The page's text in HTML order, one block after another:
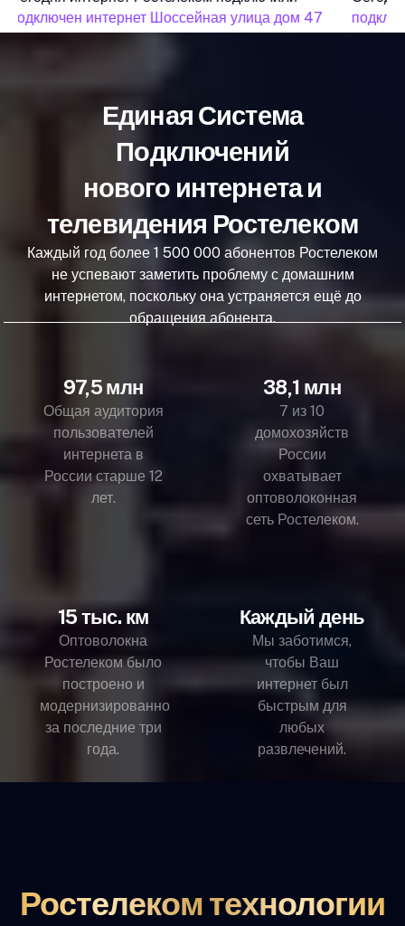
подключен интернет Шоссейная улица дом 47
Единая Система
Подключений
нового интернета и
телевидения Ростелеком
Каждый год более 1 500 000 абонентов Ростелеком
не успевают заметить проблему с домашним
интернетом, поскольку она устраняется ещё до
обращения абонента.
97,5 млн
Общая аудитория
пользователей
интернета в
России старше 12
лет.
38,1 млн
7 из 10
домохозяйств
России
охватывает
оптоволоконная
сеть Ростелеком.
15 тыс. км
Оптоволокна
Ростелеком было
построено и
модернизированно
за последние три
года.
Каждый день
Мы заботимся,
чтобы Ваш
интернет был
быстрым для
любых
развлечений.
Ростелеком технологии